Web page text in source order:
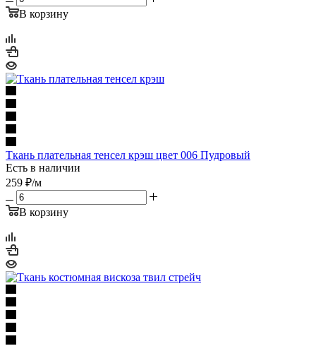
В корзину
Ткань плательная тенсел крэш цвет 006 Пудровый
Есть в наличии
259 ₽/м
В корзину